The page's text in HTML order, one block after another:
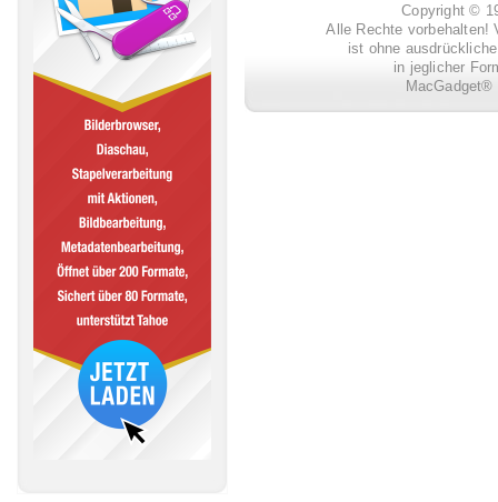
Copyright ©
Alle Rechte vorbehalten!
ist ohne
in jeglicher
MacGadget®